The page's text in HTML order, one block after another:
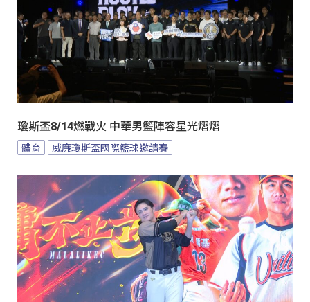
瓊斯盃8/14燃戰火 中華男籃陣容星光熠熠
體育 威廉瓊斯盃國際籃球邀請賽